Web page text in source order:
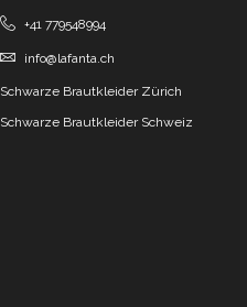
+41 779548994
info@lafanta.ch
Schwarze Brautkleider Zürich
Schwarze Brautkleider Schweiz